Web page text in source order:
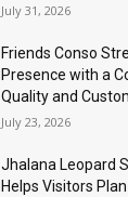
July 31, 2026
Friends Conso
Presence with a
Quality and
July 23, 2026
Jhalana Leopard
Helps Visitors